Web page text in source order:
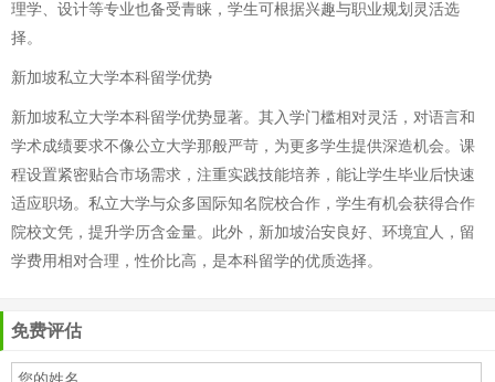
理学、设计等专业也备受青睐，学生可根据兴趣与职业规划灵活选
择。
新加坡私立大学本科留学优势
新加坡私立大学本科留学优势显著。其入学门槛相对灵活，对语言和
学术成绩要求不像公立大学那般严苛，为更多学生提供深造机会。课
程设置紧密贴合市场需求，注重实践技能培养，能让学生毕业后快速
适应职场。私立大学与众多国际知名院校合作，学生有机会获得合作
院校文凭，提升学历含金量。此外，新加坡治安良好、环境宜人，留
学费用相对合理，性价比高，是本科留学的优质选择。
免费评估